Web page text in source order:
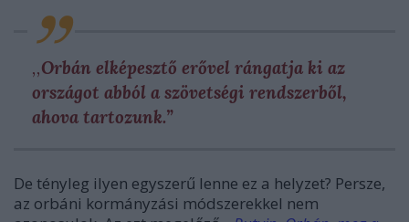
,,Orbán elképesztő erővel rángatja ki az
országot abból a szövetségi rendszerből,
ahova tartozunk.”
De tényleg ilyen egyszerű lenne ez a helyzet? Persze,
az orbáni kormányzási módszerekkel nem